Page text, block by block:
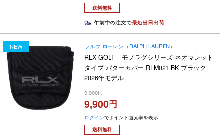
送料無料
午前中の注文で最短当日出荷
NEW ラルフ ローレン（RALPH LAUREN）
RLX GOLF モノラグシリーズ ネオマレット
タイプ パターカバー RLM021 BK ブラック
2026年モデル
9,900
9,900
ログインでポイント還元率を表示
送料無料